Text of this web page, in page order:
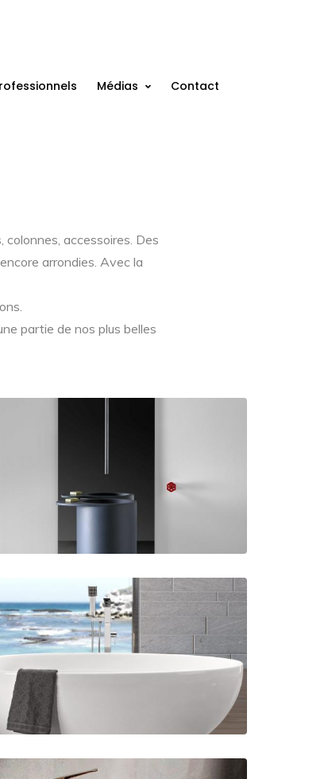
Médias Contact
accessoires. Des
arrondies. Avec la
partie de nos plus belles